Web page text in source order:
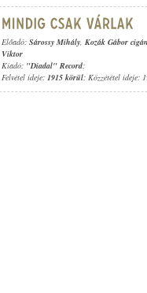
Előadó: Sárossy Mihály, Kozák Gábor
Viktor
Kiadó: "Diadal" Record;
Felvétel ideje: 1915 körül; Közzététel ideje: